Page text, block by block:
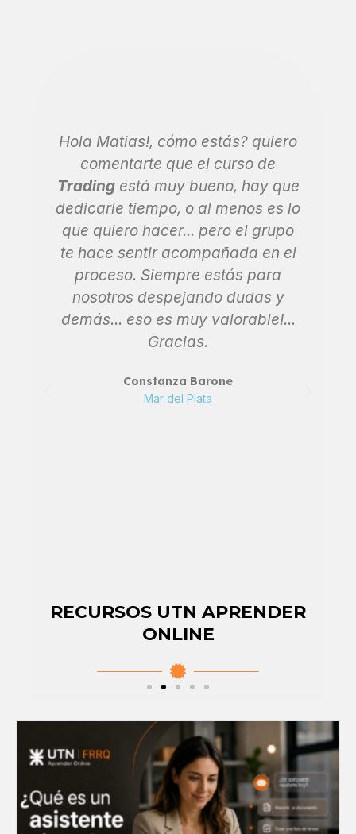
Hola Matias!, cómo estás? quiero
comentarte que el curso de
Tradingestá muy bueno, hay que
dedicarle tiempo, o al menos es lo
que quiero hacer... pero el grupo
te hace sentir acompañada en el
proceso. Siempre estás para
nosotros despejando dudas y
demás... eso es muy valorable!...
Gracias.
Constanza Barone
Mar del Plata
RECURSOS UTN APRENDER
ONLINE